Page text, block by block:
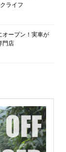
ライフ
オープン！実車が
門店